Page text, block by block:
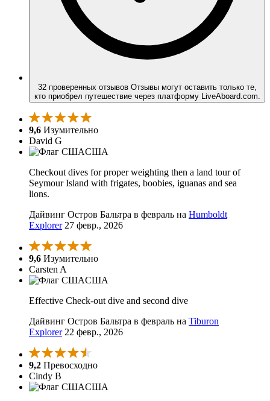
32 проверенных отзывов Отзывы могут оставить только те,
кто приобрел путешествие через платформу LiveAboard.com.
9,6 Изумительно
David G
США
Checkout dives for proper weighting then a land tour of
Seymour Island with frigates, boobies, iguanas and sea
lions.
Дайвинг Остров Бальтра в февраль на Humboldt
Explorer 27 февр., 2026
9,6 Изумительно
Carsten A
США
Effective Check-out dive and second dive
Дайвинг Остров Бальтра в февраль на Tiburon
Explorer 22 февр., 2026
9,2 Превосходно
Cindy B
США